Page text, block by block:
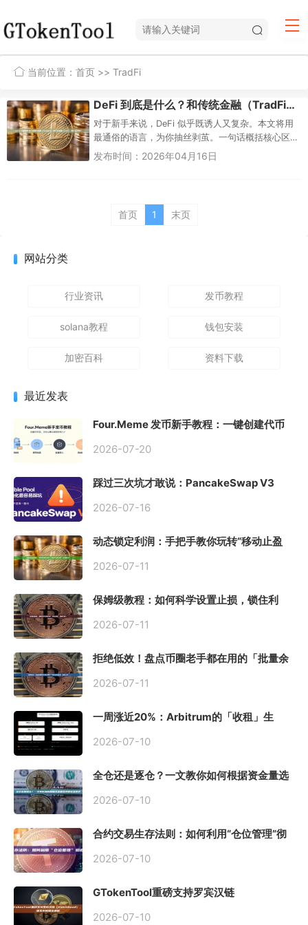
当前位置： 首页 >> TradFi
DeFi 到底是什么？和传统金融（TradFi）/中心化金融（CeFi）有什么区别？
对于新手来说，DeFi 似乎既诱人又复杂。本文将用
最通俗的语言，为你抽丝剥茧。一句话概括核心区
别：DeFi 是靠自己掌控私钥（钱）在区块链上与代
发布时间：2026年04月16日
首页 1 末页
网站分类
行业资讯 发币教程
solana教程 钱包安装
加密百科 资料下载
最近发表
Four.Meme 发币新手教程：一键创建代币
2026-07-20
踩过三次坑才敢说：PancakeSwap V3
初始化
2026-07-16
动态锁定利润：手把手教你玩转“移动止盈
2026-07-11
保姆级教程：如何科学设置止损，锁住利
2026-07-11
拒绝低效！盘点币圈老手都在用的「批量余
2026-07-11
一周涨近20%：Arbitrum的「收租」生
2026-07-10
全仓还是逐仓？一文教你如何根据资金量选
2026-07-10
合约交易生存法则：如何利用“仓位管理”彻
2026-07-10
GTokenTool重磅支持罗宾汉链
2026-07-10